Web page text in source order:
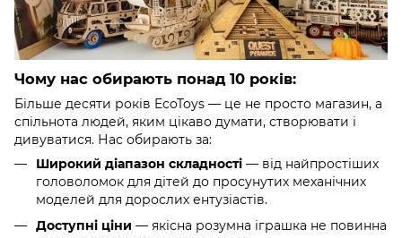
Чому нас обирають понад 10 років:
Більше десяти років EcoToys — це не просто магазин, а
спільнота людей, яким цікаво думати, створювати і
дивуватися. Нас обирають за:
Широкий діапазон складності — від найпростіших
головоломок для дітей до просунутих механічних
моделей для дорослих ентузіастів.
Доступні ціни — якісна розумна іграшка не повинна